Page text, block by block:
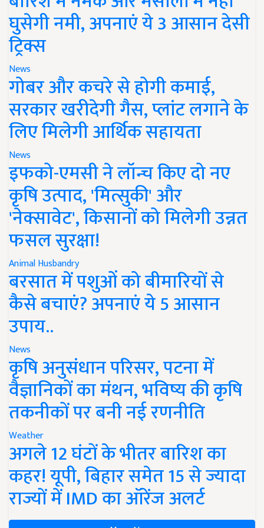
घुसेगी नमी, अपनाएं ये 3 आसान देसी
ट्रिक्स
News
गोबर और कचरे से होगी कमाई,
सरकार खरीदेगी गैस, प्लांट लगाने के
लिए मिलेगी आर्थिक सहायता
News
इफको-एमसी ने लॉन्च किए दो नए
कृषि उत्पाद, 'मित्सुकी' और
'नेक्सावेट', किसानों को मिलेगी उन्नत
फसल सुरक्षा!
Animal Husbandry
बरसात में पशुओं को बीमारियों से
कैसे बचाएं? अपनाएं ये 5 आसान
उपाय..
News
कृषि अनुसंधान परिसर, पटना में
वैज्ञानिकों का मंथन, भविष्य की कृषि
तकनीकों पर बनी नई रणनीति
Weather
अगले 12 घंटों के भीतर बारिश का
कहर! यूपी, बिहार समेत 15 से ज्यादा
राज्यों में IMD का ऑरेंज अलर्ट